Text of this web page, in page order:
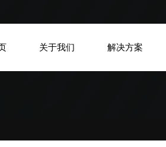
关于我们 解决方案